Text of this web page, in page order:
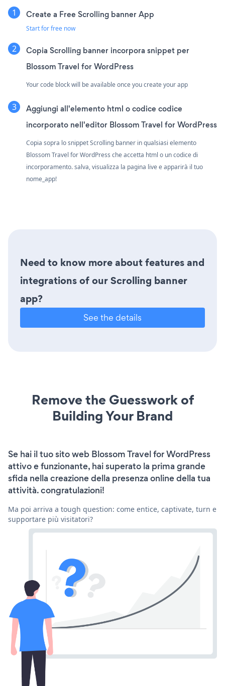
Create a Free Scrolling banner App
Start for free now
Copia Scrolling banner incorpora snippet per
Blossom Travel for WordPress
Your code block will be available once you create your app
Aggiungi all'elemento html o codice codice
incorporato nell'editor Blossom Travel for WordPress
Copia sopra lo snippet Scrolling banner in qualsiasi elemento
Blossom Travel for WordPress che accetta html o un codice di
incorporamento. salva, visualizza la pagina live e apparirà il tuo
nome_app!
Need to know more about features and
integrations of our Scrolling banner
app?
See the details
Remove the Guesswork of
Building Your Brand
Se hai il tuo sito web Blossom Travel for WordPress
attivo e funzionante, hai superato la prima grande
sfida nella creazione della presenza online della tua
attività. congratulazioni!
Ma poi arriva a tough question: come entice, captivate, turn e
supportare più visitatori?